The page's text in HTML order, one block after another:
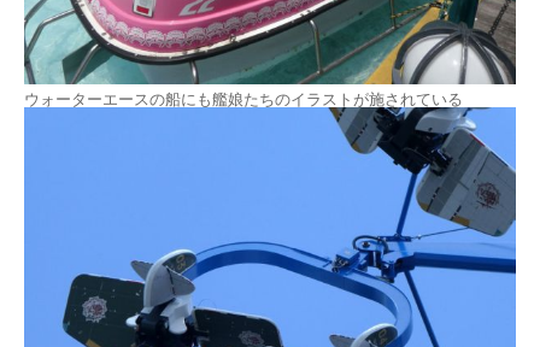
ウォーターエースの船にも艦娘たちのイラストが施されている